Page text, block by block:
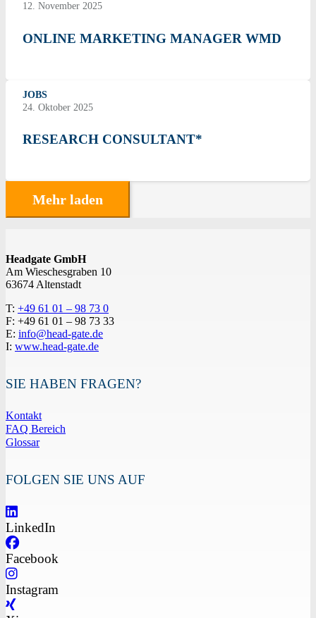
12. November 2025
ONLINE MARKETING MANAGER WMD
JOBS
24. Oktober 2025
RESEARCH CONSULTANT*
Mehr laden
Headgate GmbH
Am Wieschesgraben 10
63674 Altenstadt
T: +49 61 01 – 98 73 0
F: +49 61 01 – 98 73 33
E: info@head-gate.de
I: www.head-gate.de
SIE HABEN FRAGEN?
Kontakt
FAQ Bereich
Glossar
FOLGEN SIE UNS AUF
LinkedIn
Facebook
Instagram